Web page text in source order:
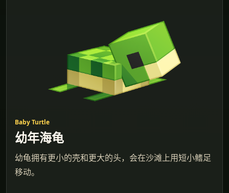
Baby Turtle
幼年海龟
幼龟拥有更小的壳和更大的头，会在沙滩上用短小鳍足
移动。